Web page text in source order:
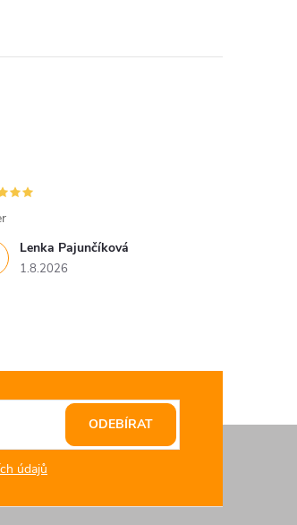
Lenka Pajunčíková
1.8.2026
údajů
ODEBÍRAT